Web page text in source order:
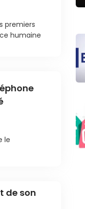
premiers
humaine
le
de son